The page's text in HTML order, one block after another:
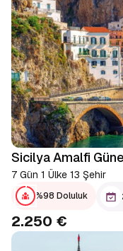
Sicilya Amalfi
7 Gün 1 Ülke 13 Şehir
%98 Doluluk
2.250 €